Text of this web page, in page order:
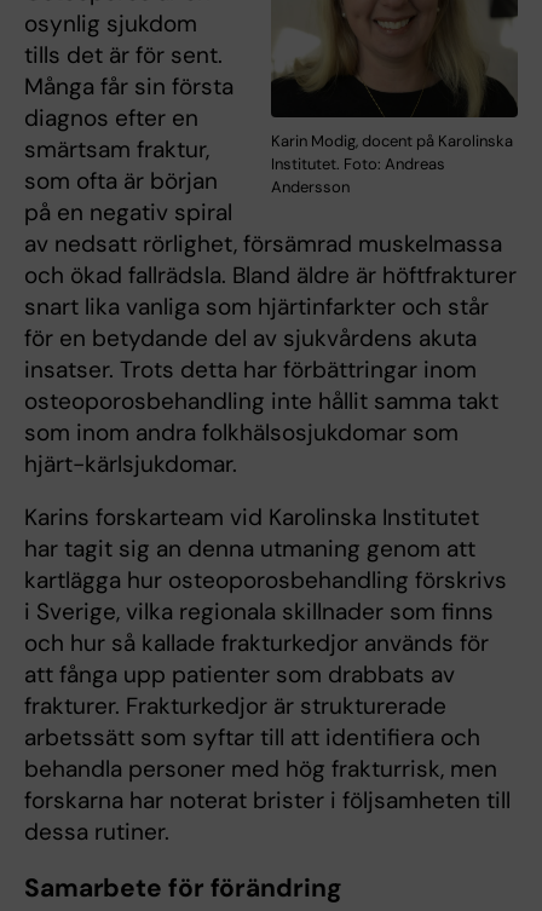
Karin Modig, docent på Karolinska
Institutet. Foto: Andreas
Andersson
osynlig sjukdom
tills det är för sent.
Många får sin första
diagnos efter en
smärtsam fraktur,
som ofta är början
på en negativ spiral
av nedsatt rörlighet, försämrad muskelmassa
och ökad fallrädsla. Bland äldre är höftfrakturer
snart lika vanliga som hjärtinfarkter och står
för en betydande del av sjukvårdens akuta
insatser. Trots detta har förbättringar inom
osteoporosbehandling inte hållit samma takt
som inom andra folkhälsosjukdomar som
hjärt-kärlsjukdomar.
Karins forskarteam vid Karolinska Institutet
har tagit sig an denna utmaning genom att
kartlägga hur osteoporosbehandling förskrivs
i Sverige, vilka regionala skillnader som finns
och hur så kallade frakturkedjor används för
att fånga upp patienter som drabbats av
frakturer. Frakturkedjor är strukturerade
arbetssätt som syftar till att identifiera och
behandla personer med hög frakturrisk, men
forskarna har noterat brister i följsamheten till
dessa rutiner.
Samarbete för förändring